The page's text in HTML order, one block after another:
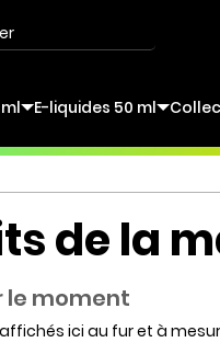
E-liquides 50 ml
de la
le moment
ici au fur et à